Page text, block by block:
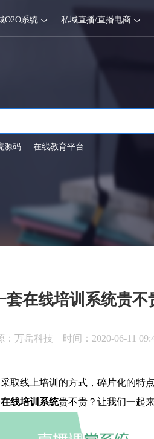
O2O系统 私域直播/直播电商
源码 在线教育平台
套在线培训系统贵不
：万岳科技 时间：2020-06-11
取线上培训的方式，碎片化的特
在线培训 系统贵不贵？让我们一起